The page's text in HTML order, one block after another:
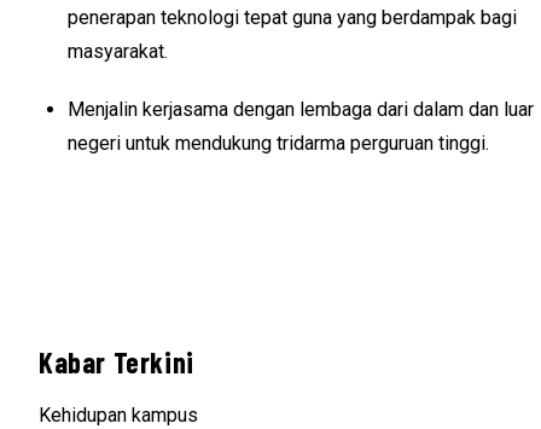
penerapan teknologi tepat guna yang berdampak bagi
masyarakat.
Menjalin kerjasama dengan lembaga dari dalam dan luar
negeri untuk mendukung tridarma perguruan tinggi.
Kabar Terkini
Kehidupan kampus